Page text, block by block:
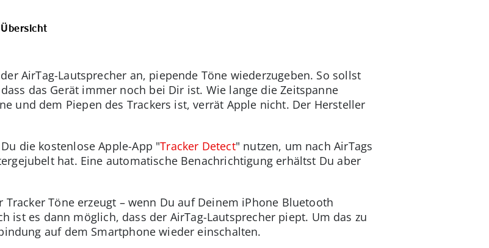
AirTag-Lautsprecher an, piepende Töne wiederzugeben. So sollst
das Gerät immer noch bei Dir ist. Wie lange die Zeitspanne
und dem Piepen des Trackers ist, verrät Apple nicht. Der Hersteller
die kostenlose Apple-App "Tracker Detect" nutzen, um nach AirTags
hat. Eine automatische Benachrichtigung erhältst Du aber
Töne erzeugt – wenn Du auf Deinem iPhone Bluetooth
ist es dann möglich, dass der AirTag-Lautsprecher piept. Um das zu
auf dem Smartphone wieder einschalten.